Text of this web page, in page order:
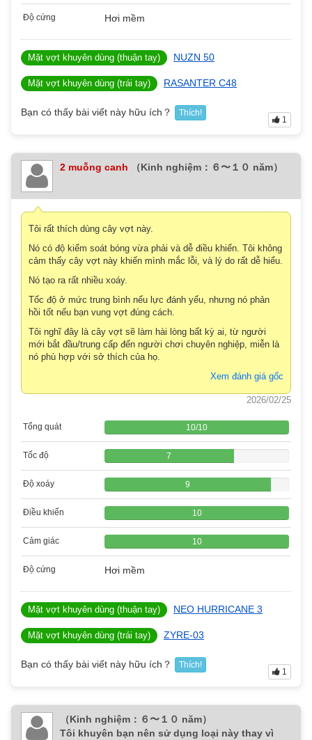
Độ cứng Hơi mềm
Mặt vợt khuyên dùng (thuận tay) NUZN 50
Mặt vợt khuyên dùng (trái tay) RASANTER C48
Bạn có thấy bài viết này hữu ích？ Thích!
1
2 muỗng canh （Kinh nghiệm：６〜１０ năm）
Tôi rất thích dùng cây vợt này.
Nó có độ kiểm soát bóng vừa phải và dễ điều khiển. Tôi không
cảm thấy cây vợt này khiến mình mắc lỗi, và lý do rất dễ hiểu.
Nó tạo ra rất nhiều xoáy.
Tốc độ ở mức trung bình nếu lực đánh yếu, nhưng nó phản
hồi tốt nếu bạn vung vợt đúng cách.
Tôi nghĩ đây là cây vợt sẽ làm hài lòng bất kỳ ai, từ người
mới bắt đầu/trung cấp đến người chơi chuyên nghiệp, miễn là
nó phù hợp với sở thích của họ.
Xem đánh giá gốc
2026/02/25
Tổng quát 10/10
Tốc độ 7
Độ xoáy 9
Điều khiển 10
Cảm giác 10
Độ cứng Hơi mềm
Mặt vợt khuyên dùng (thuận tay) NEO HURRICANE 3
Mặt vợt khuyên dùng (trái tay) ZYRE-03
Bạn có thấy bài viết này hữu ích？ Thích!
1
（Kinh nghiệm：６〜１０ năm）
Tôi khuyên bạn nên sử dụng loại này thay vì